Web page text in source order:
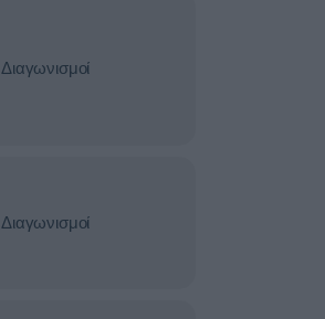
Διαγωνισμοί
Διαγωνισμοί